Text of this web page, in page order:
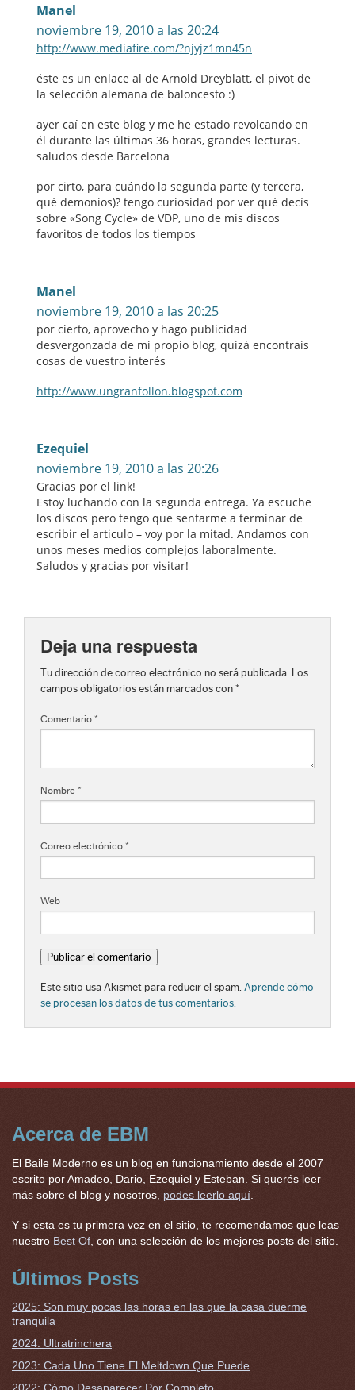
Manel
noviembre 19, 2010 a las 20:24
http://www.mediafire.com/?njyjz1mn45n
éste es un enlace al de Arnold Dreyblatt, el pivot de
la selección alemana de baloncesto :)
ayer caí en este blog y me he estado revolcando en
él durante las últimas 36 horas, grandes lecturas.
saludos desde Barcelona
por cirto, para cuándo la segunda parte (y tercera,
qué demonios)? tengo curiosidad por ver qué decís
sobre «Song Cycle» de VDP, uno de mis discos
favoritos de todos los tiempos
Manel
noviembre 19, 2010 a las 20:25
por cierto, aprovecho y hago publicidad
desvergonzada de mi propio blog, quizá encontrais
cosas de vuestro interés
http://www.ungranfollon.blogspot.com
Ezequiel
noviembre 19, 2010 a las 20:26
Gracias por el link!
Estoy luchando con la segunda entrega. Ya escuche
los discos pero tengo que sentarme a terminar de
escribir el articulo – voy por la mitad. Andamos con
unos meses medios complejos laboralmente.
Saludos y gracias por visitar!
Deja una respuesta
Tu dirección de correo electrónico no será publicada.
Los
campos obligatorios están marcados con *
Comentario *
Nombre *
Correo electrónico *
Web
Este sitio usa Akismet para reducir el spam. Aprende cómo
se procesan los datos de tus comentarios.
Acerca de EBM
El Baile Moderno es un blog en funcionamiento desde el 2007
escrito por Amadeo, Dario, Ezequiel y Esteban. Si querés leer
más sobre el blog y nosotros, podes leerlo aquí.
Y si esta es tu primera vez en el sitio, te recomendamos que leas
nuestro Best Of, con una selección de los mejores posts del sitio.
Últimos Posts
2025: Son muy pocas las horas en las que la casa duerme
tranquila
2024: Ultratrinchera
2023: Cada Uno Tiene El Meltdown Que Puede